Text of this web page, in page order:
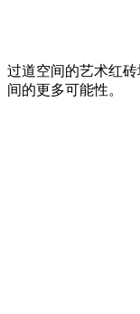
过道空间的艺术红
间的更多可能性。